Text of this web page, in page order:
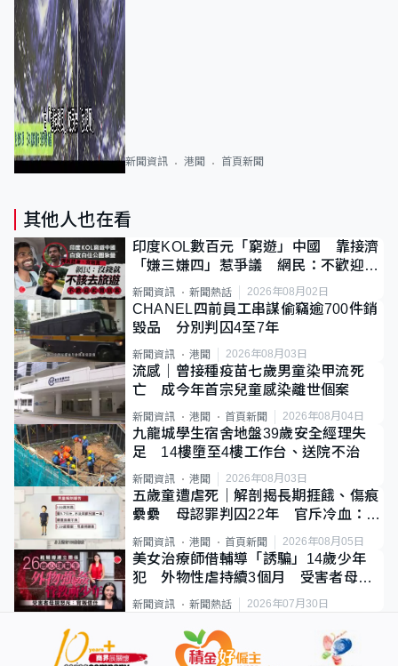
新聞資訊 港聞 首頁新聞
其他人也在看
印度KOL數百元「窮遊」中國 靠接濟
「嫌三嫌四」惹爭議 網民：不歡迎劣
質旅客
新聞資訊 新聞熱話 2026年08月02日
CHANEL四前員工串謀偷竊逾700件銷
毀品 分別判囚4至7年
新聞資訊 港聞 2026年08月03日
流感｜曾接種疫苗七歲男童染甲流死
亡 成今年首宗兒童感染離世個案
新聞資訊 港聞 首頁新聞 2026年08月04日
九龍城學生宿舍地盤39歲安全經理失
足 14樓墮至4樓工作台、送院不治
新聞資訊 港聞 2026年08月03日
五歲童遭虐死｜解剖揭長期捱餓、傷痕
纍纍 母認罪判囚22年 官斥冷血：同
類案最惡劣
新聞資訊 港聞 首頁新聞 2026年08月05日
美女治療師借輔導「誘騙」14歲少年
犯 外物性虐持續3個月 受害者母：
要保護其他人
新聞資訊 新聞熱話 2026年07月30日